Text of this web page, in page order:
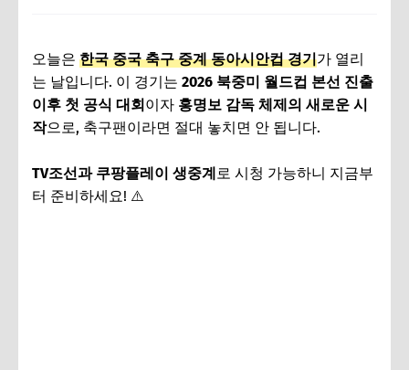
오늘은 한국 중국 축구 중계 동아시안컵 경기가 열리
는 날입니다. 이 경기는 2026 북중미 월드컵 본선 진출
이후 첫 공식 대회이자 홍명보 감독 체제의 새로운 시
작으로, 축구팬이라면 절대 놓치면 안 됩니다.
TV조선과 쿠팡플레이 생중계로 시청 가능하니 지금부
터 준비하세요! ⚠️